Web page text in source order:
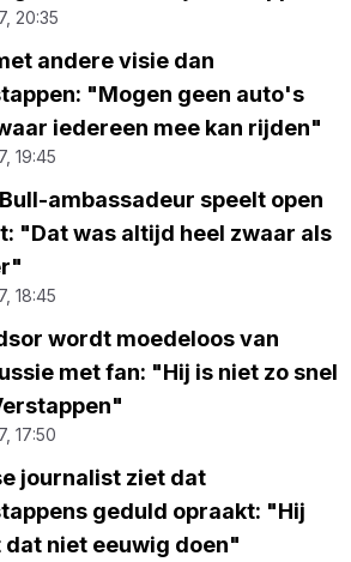
20:35
andere visie dan
"Mogen geen auto's
iedereen mee kan rijden"
19:45
ambassadeur speelt open
"Dat was altijd heel zwaar als
18:45
wordt moedeloos van
met fan: "Hij is niet zo snel
17:50
journalist ziet dat
geduld opraakt: "Hij
dat niet eeuwig doen"